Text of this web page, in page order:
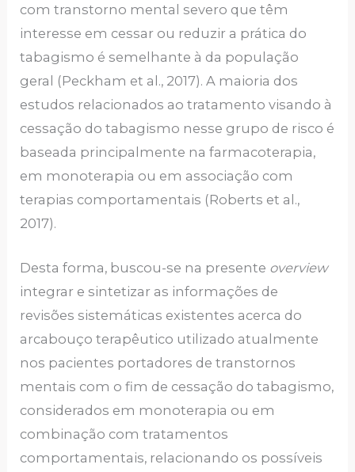
com transtorno mental severo que têm
interesse em cessar ou reduzir a prática do
tabagismo é semelhante à da população
geral (Peckham et al., 2017). A maioria dos
estudos relacionados ao tratamento visando à
cessação do tabagismo nesse grupo de risco é
baseada principalmente na farmacoterapia,
em monoterapia ou em associação com
terapias comportamentais (Roberts et al.,
2017).
Desta forma, buscou-se na presente overview
integrar e sintetizar as informações de
revisões sistemáticas existentes acerca do
arcabouço terapêutico utilizado atualmente
nos pacientes portadores de transtornos
mentais com o fim de cessação do tabagismo,
considerados em monoterapia ou em
combinação com tratamentos
comportamentais, relacionando os possíveis